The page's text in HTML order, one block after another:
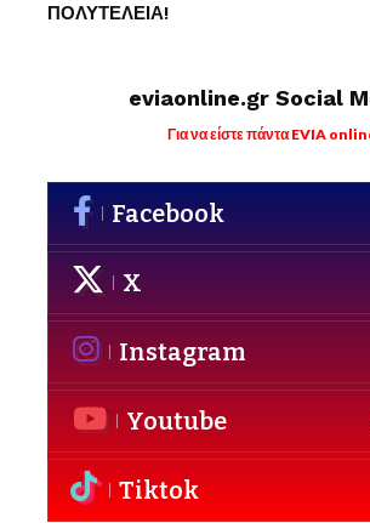
ΠΟΛΥΤΕΛΕΙΑ!
eviaonline.gr Social
Για να είστε πάντα EVIA
Facebook
X
Instagram
Youtube
Tiktok